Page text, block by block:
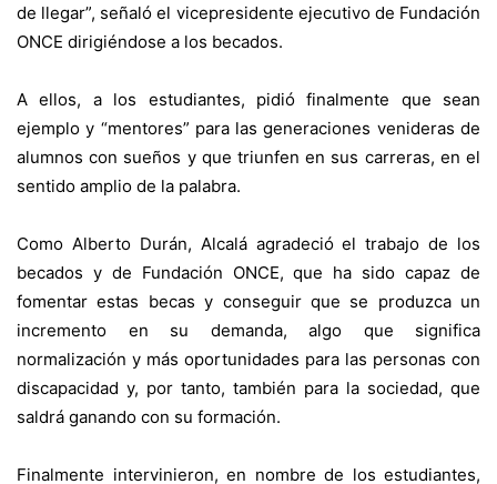
de llegar”, señaló el vicepresidente ejecutivo de Fundación
ONCE dirigiéndose a los becados.
A ellos, a los estudiantes, pidió finalmente que sean
ejemplo y “mentores” para las generaciones venideras de
alumnos con sueños y que triunfen en sus carreras, en el
sentido amplio de la palabra.
Como Alberto Durán, Alcalá agradeció el trabajo de los
becados y de Fundación ONCE, que ha sido capaz de
fomentar estas becas y conseguir que se produzca un
incremento en su demanda, algo que significa
normalización y más oportunidades para las personas con
discapacidad y, por tanto, también para la sociedad, que
saldrá ganando con su formación.
Finalmente intervinieron, en nombre de los estudiantes,